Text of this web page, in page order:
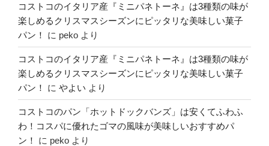
コストコのイタリア産『ミニパネトーネ』は3種類の味が
楽しめるクリスマスシーズンにピッタリな美味しい菓子
パン！
に peko より
コストコのイタリア産『ミニパネトーネ』は3種類の味が
楽しめるクリスマスシーズンにピッタリな美味しい菓子
パン！
に やよい より
コストコのパン「ホットドックバンズ」は安くてふわふ
わ！コスパに優れたゴマの風味が美味しいおすすめパ
ン！
に peko より